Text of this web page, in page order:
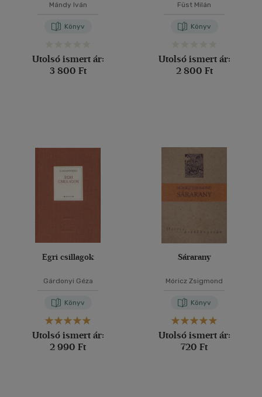
Mándy Iván
Könyv
Utolsó ismert ár:
3 800 Ft
Füst Milán
Könyv
Utolsó ismert ár:
2 800 Ft
Egri csillagok
Gárdonyi Géza
Könyv
Utolsó ismert ár:
2 990 Ft
Sárarany
Móricz Zsigmond
Könyv
Utolsó ismert ár:
720 Ft